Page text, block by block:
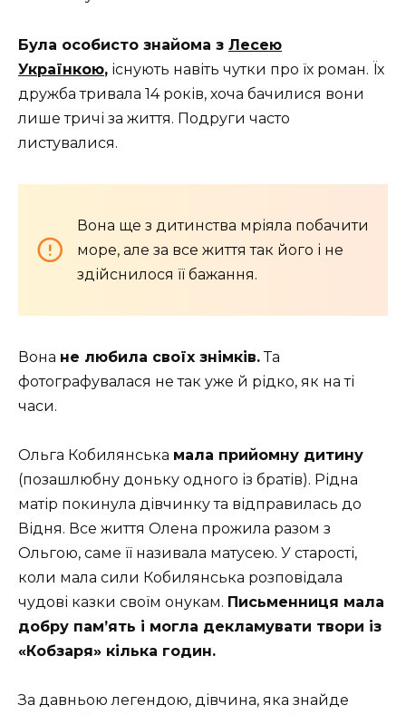
Була особисто знайома з Лесею
Українкою, існують навіть чутки про їх роман. Їх
дружба тривала 14 років, хоча бачилися вони
лише тричі за життя. Подруги часто
листувалися.
Вона ще з дитинства мріяла побачити
море, але за все життя так його і не
здійснилося її бажання.
Вона не любила своїх знімків.Та
фотографувалася не так уже й рідко, як на ті
часи.
Ольга Кобилянська мала прийомну дитину
(позашлюбну доньку одного із братів). Рідна
матір покинула дівчинку та відправилась до
Відня. Все життя Олена прожила разом з
Ольгою, саме її називала матусею. У старості,
коли мала сили Кобилянська розповідала
чудові казки своїм онукам. Письменниця мала
добру пам’ять і могла декламувати твори із
«Кобзаря» кілька годин.
За давньою легендою, дівчина, яка знайде